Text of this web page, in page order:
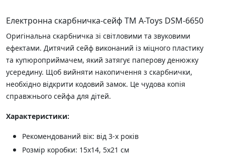
Електронна скарбничка-сейф ТМ A-Toys DSM-6650
Оригінальна скарбничка зі світловими та звуковими
ефектами. Дитячий сейф виконаний із міцного пластику
та купюроприймачем, який затягує паперову денюжку
усередину. Щоб вийняти накопичення з скарбнички,
необхідно відкрити кодовий замок. Це чудова копія
справжнього сейфа для дітей.
Характеристики:
Рекомендований вік: від 3-х років
Розмір коробки: 15х14, 5х21 см